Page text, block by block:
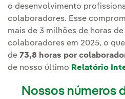
o desenvolvimento
colaboradores. Esse
mais de 3 milhões de horas
colaboradores em 2025, o
de 73,8 horas por
de nosso último Relatório
Nossos números